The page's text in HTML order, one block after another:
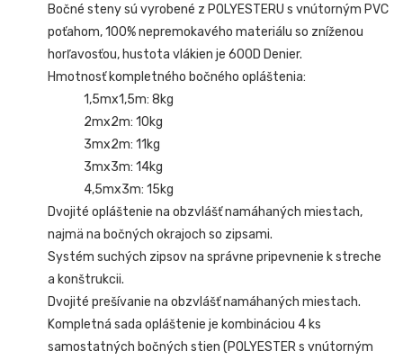
Bočné steny sú vyrobené z POLYESTERU s vnútorným PVC
poťahom, 100% nepremokavého materiálu so zníženou
horľavosťou, hustota vlákien je 600D Denier.
Hmotnosť kompletného bočného opláštenia:
1,5mx1,5m: 8kg
2mx2m: 10kg
3mx2m: 11kg
3mx3m: 14kg
4,5mx3m: 15kg
Dvojité opláštenie na obzvlášť namáhaných miestach,
najmä na bočných okrajoch so zipsami.
Systém suchých zipsov na správne pripevnenie k streche
a konštrukcii.
Dvojité prešívanie na obzvlášť namáhaných miestach.
Kompletná sada opláštenie je kombináciou 4 ks
samostatných bočných stien (POLYESTER s vnútorným